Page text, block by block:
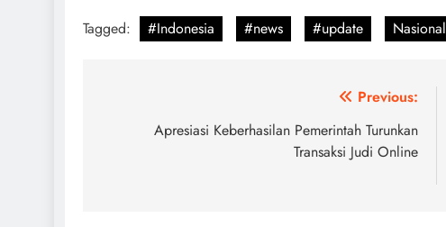
Tagged: #Indonesia #news #update Nasional
navigation
Previous:
Apresiasi Keberhasilan Pemerintah Turunkan
Transaksi Judi Online